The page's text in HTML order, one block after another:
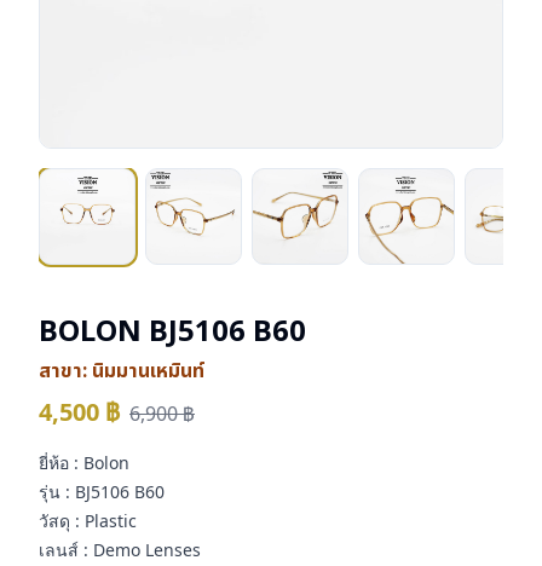
BOLON BJ5106 B60
สาขา: นิมมานเหมินท์
4,500 ฿ 6,900฿
ยี่ห้อ : Bolon
รุ่น : BJ5106 B60
วัสดุ : Plastic
เลนส์ : Demo Lenses